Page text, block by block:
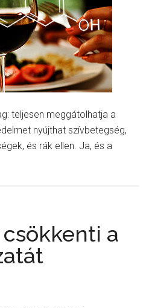
teljesen meggátolhatja a
nyújthat szívbetegség,
és rák ellen. Ja, és a
a